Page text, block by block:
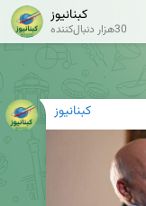
کبنانیوز
30هزار دنبال‌کننده
کبنانیوز